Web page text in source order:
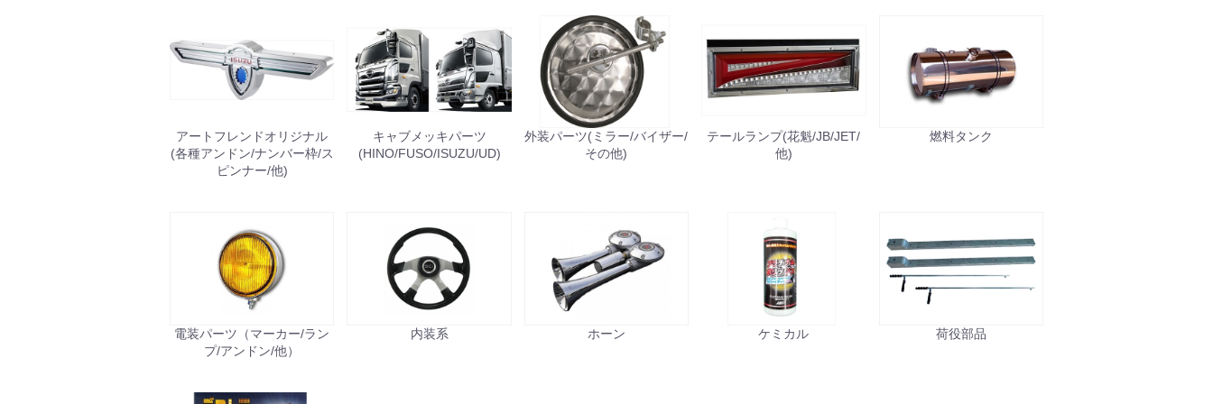
アートフレンドオリジナル
(各種アンドン/ナンバー枠/ス
ピンナー/他)
キャブメッキパーツ
(HINO/FUSO/ISUZU/UD)
外装パーツ(ミラー/バイザー/
その他)
テールランプ(花魁/JB/JET/
他)
燃料タンク
電装パーツ（マーカー/ラン
プ/アンドン/他）
内装系 ホーン ケミカル 荷役部品